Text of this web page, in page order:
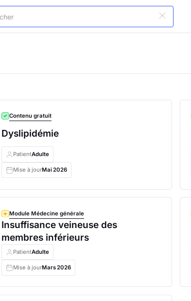
Contenu gratuit
Dyslipidémie
PatientAdulte
Mise à jourMai2026
Module Médecine générale
Insuffisance veineuse des
membres inférieurs
PatientAdulte
Mise à jourMars2026